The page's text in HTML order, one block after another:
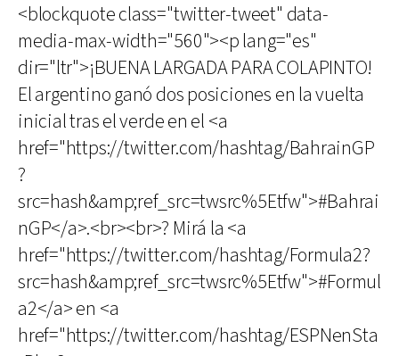
<blockquote class="twitter-tweet" data-
media-max-width="560"><p lang="es"
dir="ltr">¡BUENA LARGADA PARA COLAPINTO!
El argentino ganó dos posiciones en la vuelta
inicial tras el verde en el <a
href="https://twitter.com/hashtag/BahrainGP
?
src=hash&amp;ref_src=twsrc%5Etfw">#Bahrai
nGP</a>.<br><br>? Mirá la <a
href="https://twitter.com/hashtag/Formula2?
src=hash&amp;ref_src=twsrc%5Etfw">#Formul
a2</a> en <a
href="https://twitter.com/hashtag/ESPNenSta